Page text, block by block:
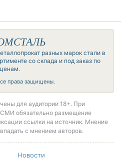
разных марок стали в
со склада и под заказ по
права защищены.
для аудитории 18+. При
обязательно размещение
ссылки на источник. Мнение
с мнением авторов.
Новости